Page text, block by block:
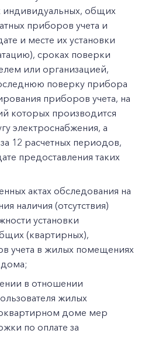
общих
приборов учета и
и месте их установки
сроках поверки
или организацией,
поверку прибора
приборов учета, на
которых производится
электроснабжения, а
12 расчетных периодов,
предоставления таких
актах обследования на
наличия (отсутствия)
установки
(квартирных),
учета в жилых помещениях
в отношении
жилых
доме мер
по оплате за